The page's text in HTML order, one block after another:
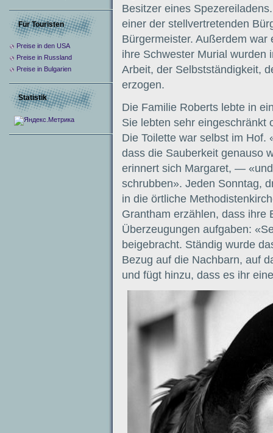
Besitzer eines
einer der stellvertretenden
Bürgermeister. Außerdem
ihre Schwester Murial wurden
Arbeit, der Selbstständigkeit,
erzogen.
Die Familie Roberts lebte in
Sie lebten sehr eingeschränkt
Die Toilette war selbst im Hof.
dass die Sauberkeit genauso
erinnert sich Margaret, —
schrubben». Jeden Sonntag,
in die örtliche
Grantham erzählen, dass ihre
Überzeugungen aufgaben:
beigebracht. Ständig wurde
Bezug auf die Nachbarn, auf
und fügt hinzu, dass es ihr
Für Touristen
Preise in den USA
Preise in Russland
Preise in Bulgarien
Statistik